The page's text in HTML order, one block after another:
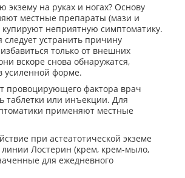
экзему на руках и ногах? Основу
местные препараты (мази и
неприятную симптоматику.
устранить причину
только от внешних
вскоре снова обнаружатся,
усиленной форме.
провоцирующего фактора врач
таблетки или инъекции. Для
применяют местные
при астеатотической экземе
линии Лостерин (крем, крем-мыло,
для ежедневного